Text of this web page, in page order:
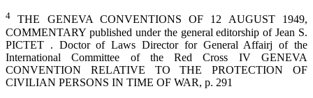
4 THE GENEVA CONVENTIONS OF 12 AUGUST 1949,
COMMENTARY published under the general editorship of Jean S.
PICTET . Doctor of Laws Director for General Affairj of the
International Committee of the Red Cross IV GENEVA
CONVENTION RELATIVE TO THE PROTECTION OF
CIVILIAN PERSONS IN TIME OF WAR, p. 291